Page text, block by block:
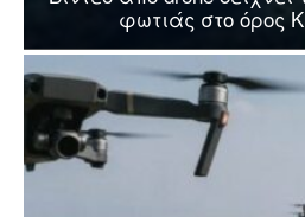
φωτιάς στο όρος